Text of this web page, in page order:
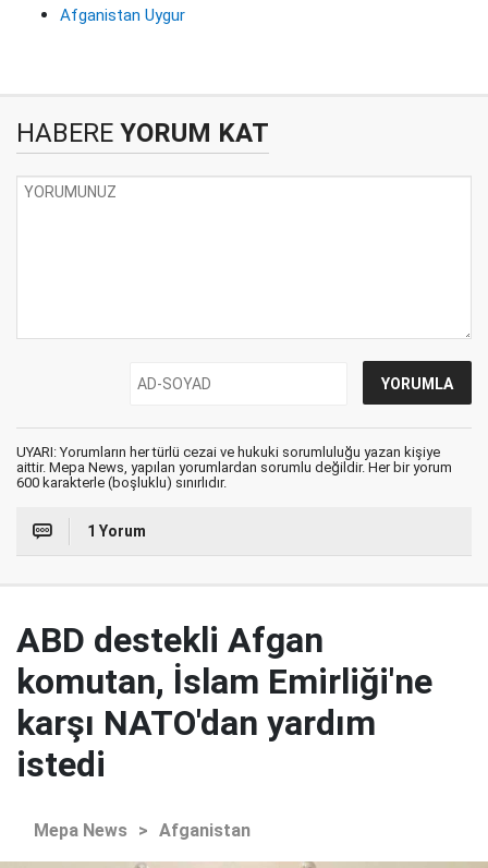
Afganistan Uygur
HABERE YORUM KAT
UYARI: Yorumların her türlü cezai ve hukuki sorumluluğu yazan kişiye
aittir. Mepa News, yapılan yorumlardan sorumlu değildir. Her bir yorum
600 karakterle (boşluklu) sınırlıdır.
1 Yorum
ABD destekli Afgan
komutan, İslam Emirliği'ne
karşı NATO'dan yardım
istedi
Mepa News > Afganistan